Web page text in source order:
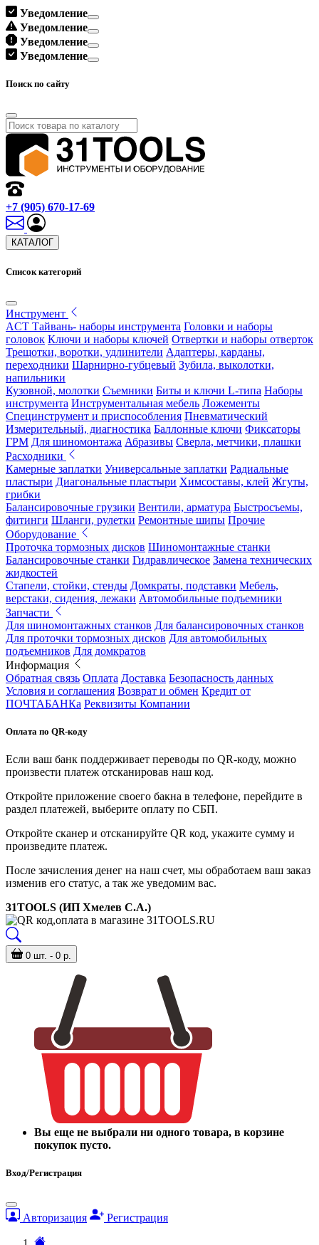
Уведомление
Уведомление
Уведомление
Уведомление
Поиск по сайту
+7 (905) 670-17-69
КАТАЛОГ
Список категорий
Инструмент
ACT Тайвань- наборы инструмента Головки и наборы
головок Ключи и наборы ключей Отвертки и наборы отверток
Трещотки, воротки, удлинители Адаптеры, карданы,
переходники Шарнирно-губцевый Зубила, выколотки,
напильники
Кузовной, молотки Съемники Биты и ключи L-типа Наборы
инструмента Инструментальная мебель Ложементы
Специнструмент и приспособления Пневматический
Измерительный, диагностика Баллонные ключи Фиксаторы
ГРМ Для шиномонтажа Абразивы Сверла, метчики, плашки
Расходники
Камерные заплатки Универсальные заплатки Радиальные
пластыри Диагональные пластыри Химсоставы, клей Жгуты,
грибки
Балансировочные грузики Вентили, арматура Быстросъемы,
фитинги Шланги, рулетки Ремонтные шипы Прочие
Оборудование
Проточка тормозных дисков Шиномонтажные станки
Балансировочные станки Гидравлическое Замена технических
жидкостей
Стапели, стойки, стенды Домкраты, подставки Мебель,
верстаки, сидения, лежаки Автомобильные подъемники
Запчасти
Для шиномонтажных станков Для балансировочных станков
Для проточки тормозных дисков Для автомобильных
подъемников Для домкратов
Информация
Обратная связь Оплата Доставка Безопасность данных
Условия и соглашения Возврат и обмен Кредит от
ПОЧТАБАНКа Реквизиты Компании
Оплата по QR-коду
Если ваш банк поддерживает переводы по QR-коду, можно
произвести платеж отсканировав наш код.
Откройте приложение своего бакна в телефоне, перейдите в
раздел платежей, выберите оплату по СБП.
Откройте сканер и отсканируйте QR код, укажите сумму и
произведите платеж.
После зачисления денег на наш счет, мы обработаем ваш заказ
изменив его статус, а так же уведомим вас.
31TOOLS (ИП Хмелев С.А.)
0 шт. - 0 р.
Вы еще не выбрали ни одного товара, в корзине
покупок пусто.
Вход/Регистрация
Авторизация Регистрация